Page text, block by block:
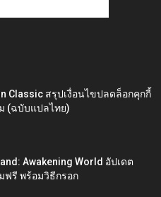
Classic สรุปเงื่อนไขปลดล็อกคุกกี้
(ฉบับแปลไทย)
Awakening World อัปเดต
ฟรี พร้อมวิธีกรอก